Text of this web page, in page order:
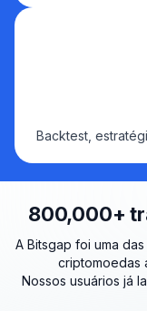
Backtest,
800,000+
A Bitsgap foi uma
criptomoedas
Nossos usuários já